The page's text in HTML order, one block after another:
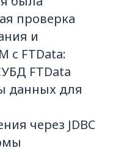
проверка
и
с FTData:
FTData
данных для
через JDBC